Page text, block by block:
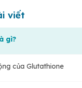
viết
gì?
của Glutathione